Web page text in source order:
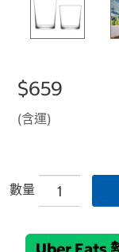
$659
(含運)
數量